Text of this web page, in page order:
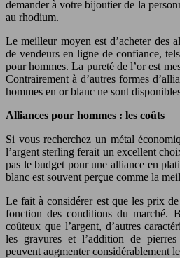
demander à votre bijoutier de la
au rhodium.
Le meilleur moyen est d’acheter des
de vendeurs en ligne de confiance,
pour hommes. La pureté de l’or est
Contrairement à d’autres formes
hommes en or blanc ne sont
Alliances pour hommes : les coûts
Si vous recherchez un métal
l’argent sterling ferait un excellent
pas le budget pour une alliance en
blanc est souvent perçue comme la
Le fait à considérer est que les prix
fonction des conditions du marché.
coûteux que l’argent, d’autres
les gravures et l’addition de
peuvent augmenter considérablement